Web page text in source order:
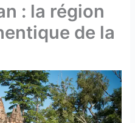
: la région
de la